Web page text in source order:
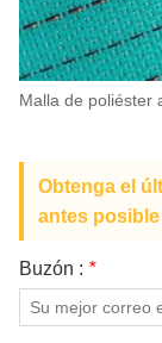
Malla de poliéster
Obtenga el
antes
Buzón : *